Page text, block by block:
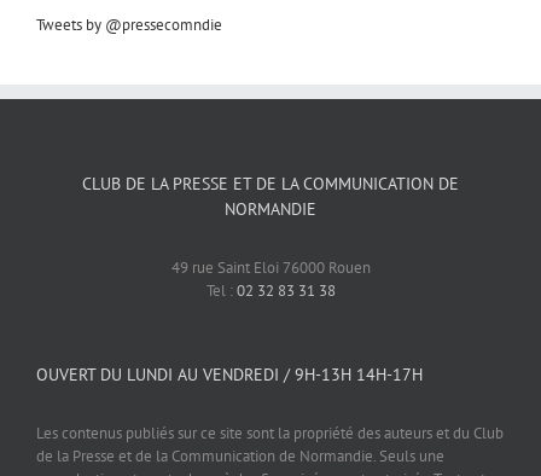
Tweets by @pressecomndie
CLUB DE LA PRESSE ET DE LA COMMUNICATION DE
NORMANDIE
49 rue Saint Eloi 76000 Rouen
Tel :02 32 83 31 38
OUVERT DU LUNDI AU VENDREDI / 9H-13H 14H-17H
Les contenus publiés sur ce site sont la propriété des auteurs et du Club
de la Presse et de la Communication de Normandie. Seuls une